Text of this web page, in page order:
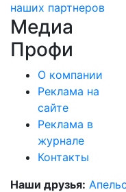
наших партнеров
Медиа
Профи
О компании
Реклама на
сайте
Реклама в
журнале
Контакты
Наши друзья: